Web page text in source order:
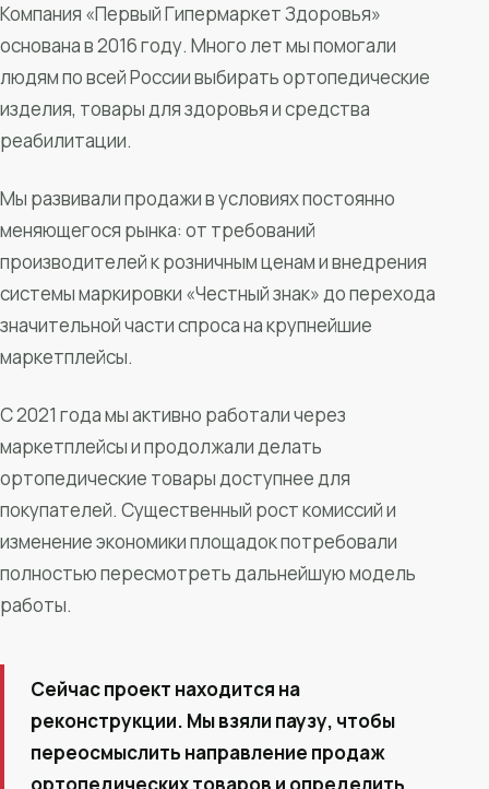
Компания «Первый Гипермаркет Здоровья»
основана в 2016 году. Много лет мы помогали
людям по всей России выбирать ортопедические
изделия, товары для здоровья и средства
реабилитации.
Мы развивали продажи в условиях постоянно
меняющегося рынка: от требований
производителей к розничным ценам и внедрения
системы маркировки «Честный знак» до перехода
значительной части спроса на крупнейшие
маркетплейсы.
С 2021 года мы активно работали через
маркетплейсы и продолжали делать
ортопедические товары доступнее для
покупателей. Существенный рост комиссий и
изменение экономики площадок потребовали
полностью пересмотреть дальнейшую модель
работы.
Сейчас проект находится на
реконструкции. Мы взяли паузу, чтобы
переосмыслить направление продаж